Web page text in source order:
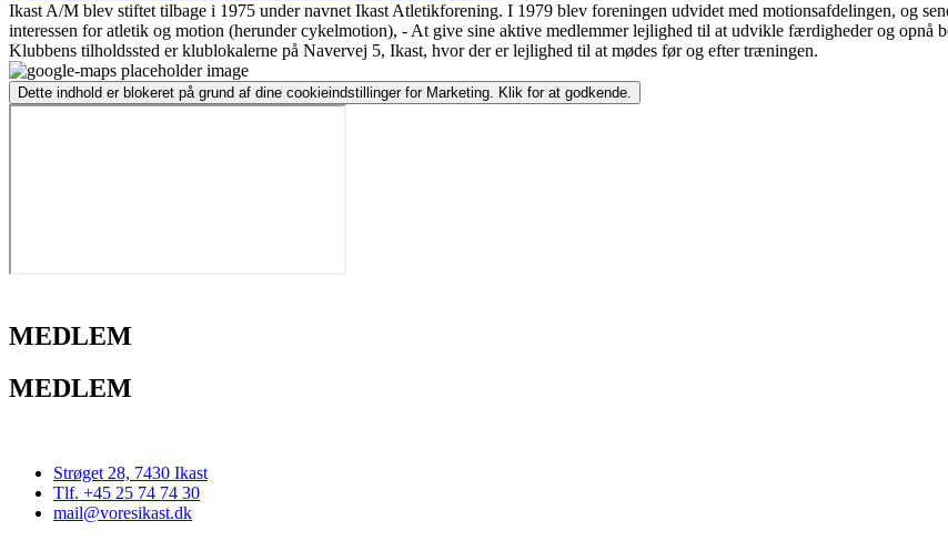
Ikast A/M blev stiftet tilbage i 1975 under navnet Ikast Atletikforening. I 1979 blev foreningen udvidet med motionsafdelingen, og
interessen for atletik og motion (herunder cykelmotion), - At give sine aktive medlemmer lejlighed til at udvikle færdigheder og
Klubbens tilholdssted er klublokalerne på Navervej 5, Ikast, hvor der er lejlighed til at mødes før og efter træningen.
Dette indhold er blokeret på grund af dine cookieindstillinger for Marketing. Klik for at godkende.
MEDLEM
MEDLEM
Strøget 28, 7430 Ikast
Tlf. +45 25 74 74 30
mail@voresikast.dk